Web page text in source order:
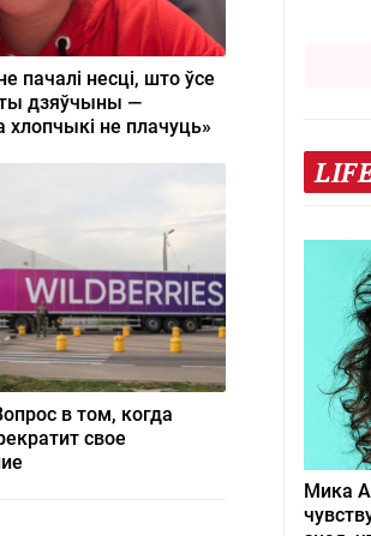
пачалі несці, што ўсе
дзяўчыны —
не плачуць»
в том, когда
свое
Мика